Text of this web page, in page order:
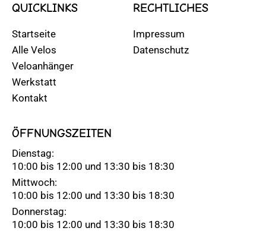
QUICKLINKS
Startseite
Alle Velos
Veloanhänger
Werkstatt
Kontakt
RECHTLICHES
Impressum
Datenschutz
ÖFFNUNGSZEITEN
Dienstag:
10:00 bis 12:00 und 13:30 bis 18:30
Mittwoch:
10:00 bis 12:00 und 13:30 bis 18:30
Donnerstag:
10:00 bis 12:00 und 13:30 bis 18:30